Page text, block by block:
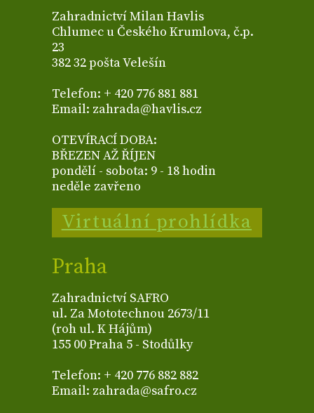
Zahradnictví Milan Havlis
Chlumec u Českého Krumlova, č.p.
23
382 32 pošta Velešín
Telefon: + 420 776 881 881
Email: zahrada@havlis.cz
OTEVÍRACÍ DOBA:
BŘEZEN AŽ ŘÍJEN
pondělí - sobota: 9 - 18 hodin
neděle zavřeno
Virtuální prohlídka
Praha
Zahradnictví SAFRO
ul. Za Mototechnou 2673/11
(roh ul. K Hájům)
155 00 Praha 5 - Stodůlky
Telefon: + 420 776 882 882
Email: zahrada@safro.cz